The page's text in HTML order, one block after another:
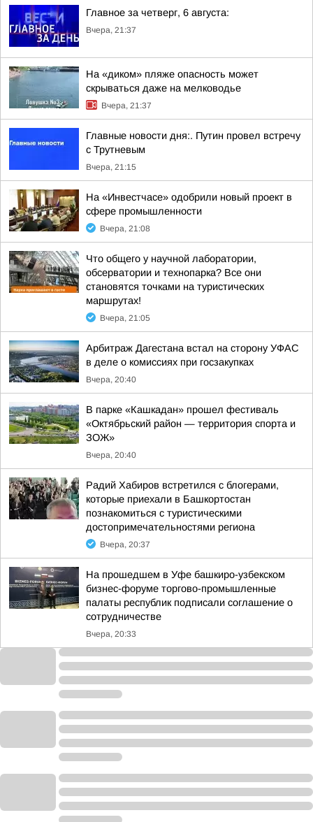
Главное за четверг, 6 августа:
Вчера, 21:37
На «диком» пляже опасность может
скрываться даже на мелководье
Вчера, 21:37
Главные новости дня:. Путин провел встречу
с Трутневым
Вчера, 21:15
На «Инвестчасе» одобрили новый проект в
сфере промышленности
Вчера, 21:08
Что общего у научной лаборатории,
обсерватории и технопарка? Все они
становятся точками на туристических
маршрутах!
Вчера, 21:05
Арбитраж Дагестана встал на сторону УФАС
в деле о комиссиях при госзакупках
Вчера, 20:40
В парке «Кашкадан» прошел фестиваль
«Октябрьский район — территория спорта и
ЗОЖ»
Вчера, 20:40
Радий Хабиров встретился с блогерами,
которые приехали в Башкортостан
познакомиться с туристическими
достопримечательностями региона
Вчера, 20:37
На прошедшем в Уфе башкиро-узбекском
бизнес-форуме торгово-промышленные
палаты республик подписали соглашение о
сотрудничестве
Вчера, 20:33